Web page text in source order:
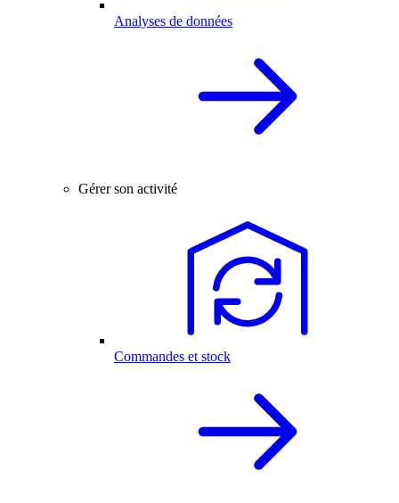
Analyses de données
Gérer son activité
Commandes et stock